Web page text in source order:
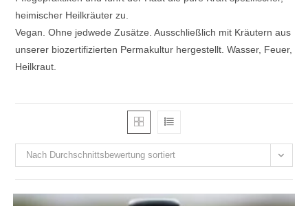
heimischer Heilkräuter zu.
Vegan. Ohne jedwede Zusätze. Ausschließlich mit Kräutern aus
unserer biozertifizierten Permakultur hergestellt. Wasser, Feuer,
Heilkraut.
Nach Durchschnittsbewertung sortiert